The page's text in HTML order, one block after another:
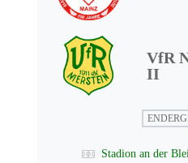
VfR
II
Stadion an der